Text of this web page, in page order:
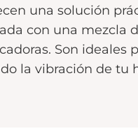
una solución
con una mezcla
Son
la vibración de tu